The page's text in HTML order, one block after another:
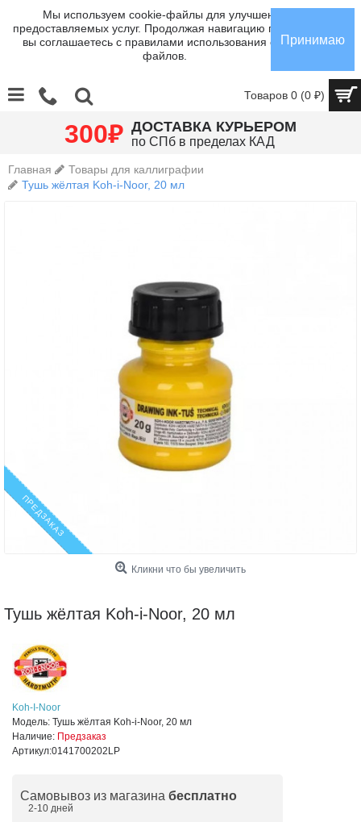
Мы используем cookie-файлы для улучшения
предоставляемых услуг. Продолжая навигацию по сайту,
вы соглашаетесь с правилами использования cookie-
файлов.
Принимаю
Товаров 0 (0 ₽)
300₽ ДОСТАВКА КУРЬЕРОМ
по СПб в пределах КАД
Главная
Товары для каллиграфии
Тушь жёлтая Koh-i-Noor, 20 мл
ПРЕДЗАКАЗ
Кликни что бы увеличить
Тушь жёлтая Koh-i-Noor, 20 мл
Koh-I-Noor
Модель: Тушь жёлтая Koh-i-Noor, 20 мл
Наличие: Предзаказ
Артикул:0141700202LP
Самовывоз из магазина бесплатно
2-10 дней